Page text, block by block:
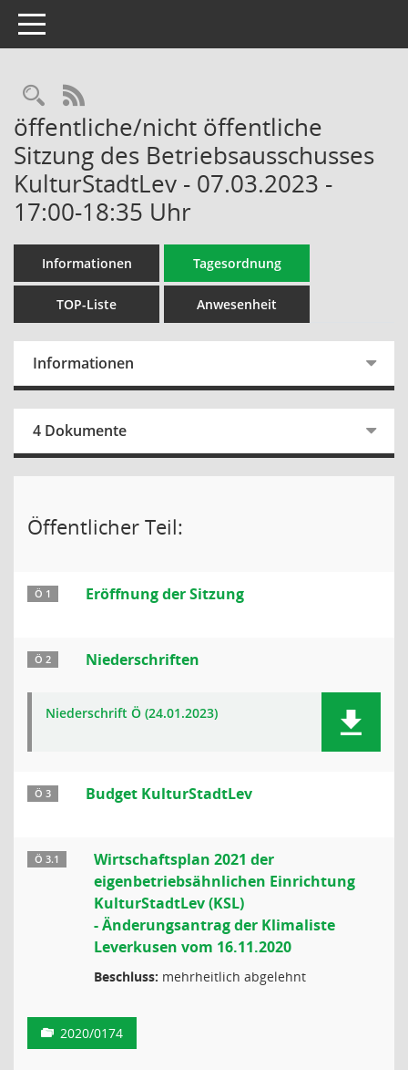
Toggle navigation
Rechercheauswahl
RSS-Feed
öffentliche/nicht öffentliche
Sitzung des Betriebsausschusses
KulturStadtLev - 07.03.2023 -
17:00-18:35 Uhr
Informationen Tagesordnung
TOP-Liste Anwesenheit
Informationen
4 Dokumente
Öffentlicher Teil:
Ö 1 Eröffnung der Sitzung
Ö 2 Niederschriften
Niederschrift Ö (24.01.2023)
Ö 3 Budget KulturStadtLev
Ö 3.1
Wirtschaftsplan 2021 der
eigenbetriebsähnlichen Einrichtung
KulturStadtLev (KSL)
- Änderungsantrag der Klimaliste
Leverkusen vom 16.11.2020
Beschluss: mehrheitlich abgelehnt
2020/0174